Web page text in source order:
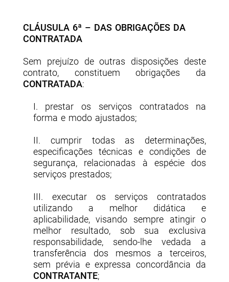
CLÁUSULA 6ª – DAS OBRIGAÇÕES DA
CONTRATADA
Sem prejuízo de outras disposições deste
contrato, constituem obrigações da
CONTRATADA:
I. prestar os serviços contratados na
forma e modo ajustados;
II. cumprir todas as determinações,
especificações técnicas e condições de
segurança, relacionadas à espécie dos
serviços prestados;
III. executar os serviços contratados
utilizando a melhor didática e
aplicabilidade, visando sempre atingir o
melhor resultado, sob sua exclusiva
responsabilidade, sendo-lhe vedada a
transferência dos mesmos a terceiros,
sem prévia e expressa concordância da
CONTRATANTE;